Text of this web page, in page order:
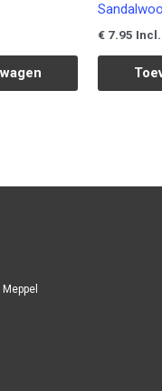
€ 7.95 Incl.